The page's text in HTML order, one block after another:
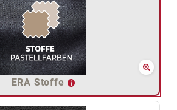
ERA Stoffe